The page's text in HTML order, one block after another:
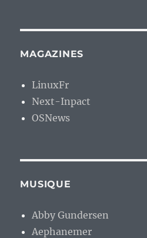
MAGAZINES
LinuxFr
Next-Inpact
OSNews
MUSIQUE
Abby Gundersen
Aephanemer